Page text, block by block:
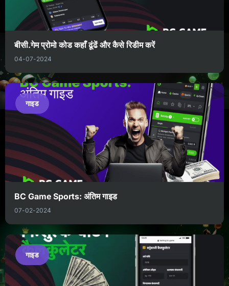
बीसी.गेम प्रोमो कोड कहाँ ढूंढें और कैसे रिडीम करें
04-07-2024
गाइड
BC Game Sports: अंतिम गाइड
07-02-2024
गाइड